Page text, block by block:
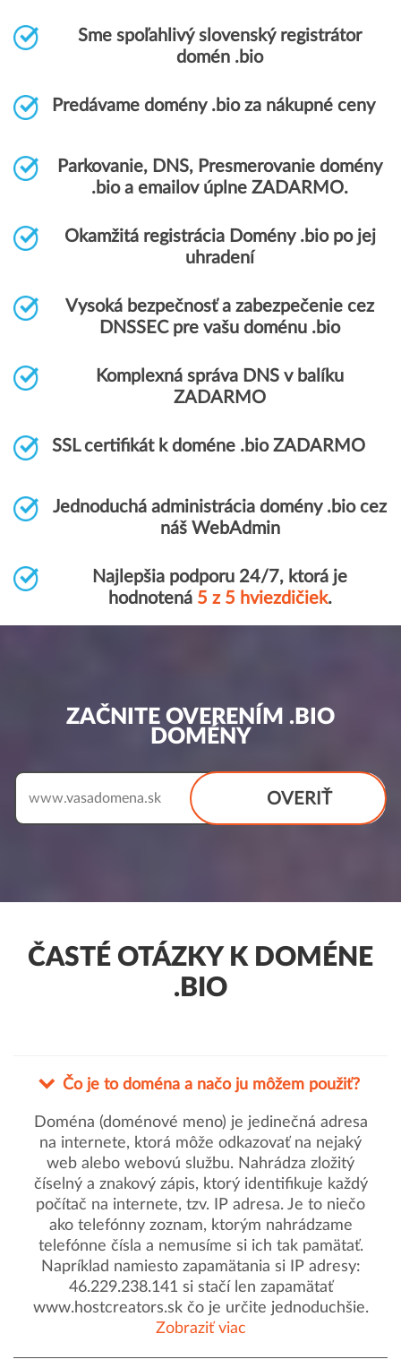
Sme spoľahlivý slovenský registrátor
domén .bio
Predávame domény .bio za nákupné ceny
Parkovanie, DNS, Presmerovanie domény
.bio a emailov úplne ZADARMO.
Okamžitá registrácia Domény .bio po jej
uhradení
Vysoká bezpečnosť a zabezpečenie cez
DNSSEC pre vašu doménu .bio
Komplexná správa DNS v balíku
ZADARMO
SSL certifikát k doméne .bio ZADARMO
Jednoduchá administrácia domény .bio cez
náš WebAdmin
Najlepšia podporu 24/7, ktorá je
hodnotená 5 z 5 hviezdičiek.
ZAČNITE OVERENÍM .BIO
DOMÉNY
OVERIŤ
www.
ČASTÉ OTÁZKY K DOMÉNE
.BIO
Čo je to doména a načo ju môžem použiť?
Doména (doménové meno) je jedinečná adresa
na internete, ktorá môže odkazovať na nejaký
web alebo webovú službu. Nahrádza zložitý
číselný a znakový zápis, ktorý identifikuje každý
počítač na internete, tzv. IP adresa. Je to niečo
ako telefónny zoznam, ktorým nahrádzame
telefónne čísla a nemusíme si ich tak pamätať.
Napríklad namiesto zapamätania si IP adresy:
46.229.238.141 si stačí len zapamätať
www.hostcreators.sk čo je určite jednoduchšie.
Zobraziť viac